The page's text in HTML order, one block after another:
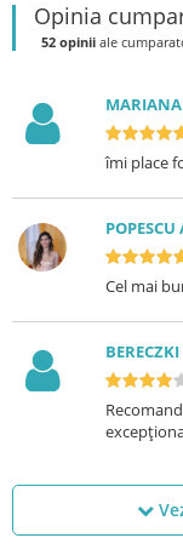
Opinia
52 opinii ale
îmi place
Cel mai